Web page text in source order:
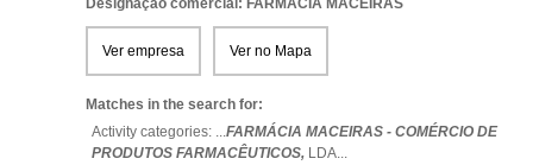
Designação comercial: FARMÁCIA MACEIRAS
Ver empresa Ver no Mapa
Matches in the search for:
Activity categories: ...FARMÁCIA MACEIRAS - COMÉRCIO DE
PRODUTOS FARMACÊUTICOS, LDA...